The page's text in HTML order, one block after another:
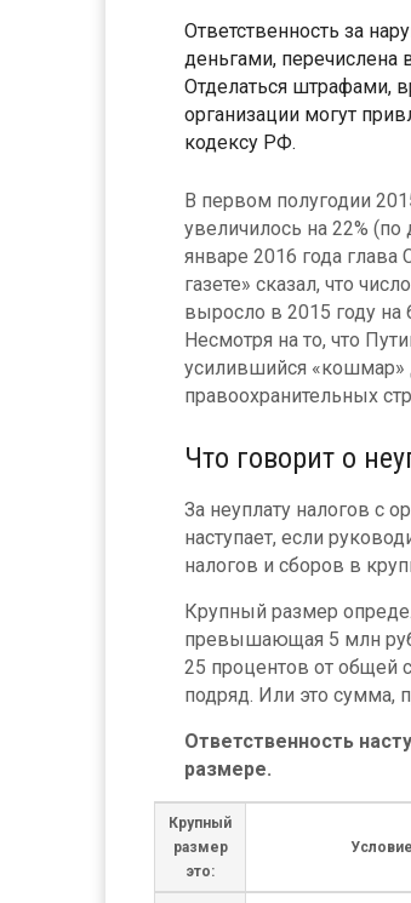
Ответственность за
деньгами, перечислена
Отделаться штрафами,
организации могут
кодексу РФ.
В первом полугодии
увеличилось на 22%
январе 2016 года
газете» сказал, что
выросло в 2015 году на
Несмотря на то, что
усилившийся «кошмар»
правоохранительных
Что говорит о
За неуплату налогов с
наступает, если
налогов и сборов в
Крупный размер
превышающая 5 млн
25 процентов от общей
подряд. Или это
Ответственность
размере.
Крупный
размер
это:
Условие